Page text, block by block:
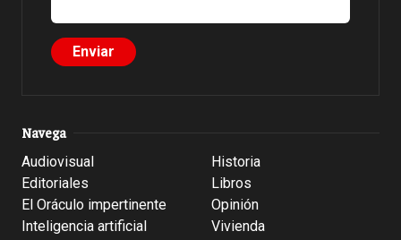
Navega
Audiovisual
Editoriales
El Oráculo impertinente
Inteligencia artificial
Historia
Libros
Opinión
Vivienda